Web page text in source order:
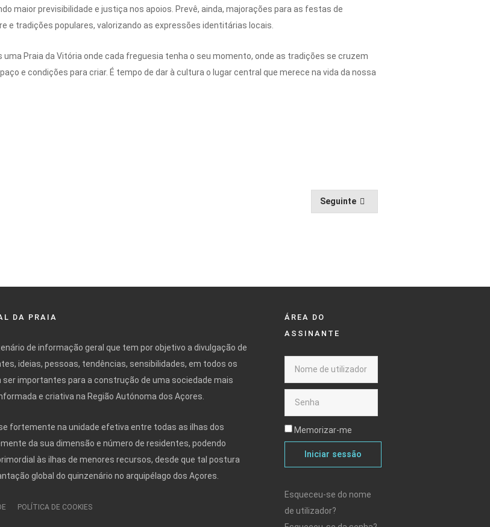
maior previsibilidade e justiça nos apoios. Prevê, ainda, majorações para as festas de
e tradições populares, valorizando as expressões identitárias locais.
Praia da Vitória onde cada freguesia tenha o seu momento, onde as tradições se cruzem
e condições para criar. É tempo de dar à cultura o lugar central que merece na vida da nossa
Seguinte
DA PRAIA
de informação geral que tem por objetivo a divulgação de
ideias, pessoas, tendências, sensibilidades, em todos os
ser importantes para a construção de uma sociedade mais
e criativa na Região Autónoma dos Açores.
fortemente na unidade efetiva entre todas as ilhas dos
da sua dimensão e número de residentes, podendo
às ilhas de menores recursos, desde que tal postura
global do quinzenário no arquipélago dos Açores.
POLÍTICA DE COOKIES
ÁREA DO
ASSINANTE
Memorizar-me
Iniciar sessão
Esqueceu-se do nome
de utilizador?